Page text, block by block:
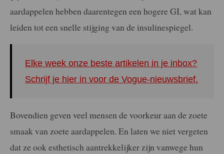
aardappelen hebben daarentegen een hogere GI, wat kan
leiden tot een snelle stijging van de insulinespiegel.
Elke week onze beste artikelen in je inbox?
Schrijf je hier in voor de Vogue-nieuwsbrief.
Bovendien geven veel mensen de voorkeur aan de zoete
smaak van zoete aardappelen. En laten we niet vergeten
dat ze ook esthetisch aantrekkelijker zijn vanwege hun